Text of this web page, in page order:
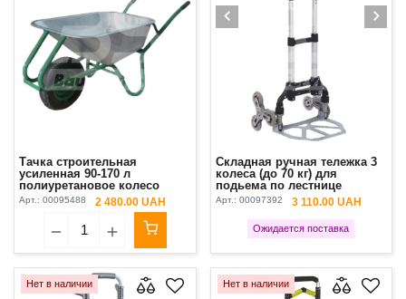
Тачка строительная
усиленная 90-170 л
полиуретановое колесо
MASTAR (200 кг)
Арт.: 00095488 2 480.00 UAH
Складная ручная тележка 3
колеса (до 70 кг) для
подьема по лестнице
Арт.: 00097392 3 110.00 UAH
Ожидается поставка
Нет в наличии Нет в наличии